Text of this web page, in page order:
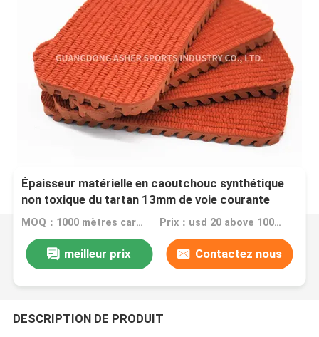
Épaisseur matérielle en caoutchouc synthétique
non toxique du tartan 13mm de voie courante
MOQ：1000 mètres carrés Prix：usd 20 above 1000sqms
meilleur prix Contactez nous
DESCRIPTION DE PRODUIT